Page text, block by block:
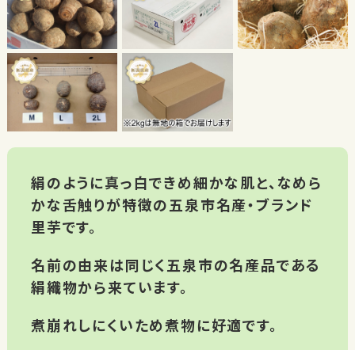
絹のように真っ白できめ細かな肌と、なめら
かな舌触りが特徴の五泉市名産・ブランド
里芋です。
名前の由来は同じく五泉市の名産品である
絹織物から来ています。
煮崩れしにくいため煮物に好適です。